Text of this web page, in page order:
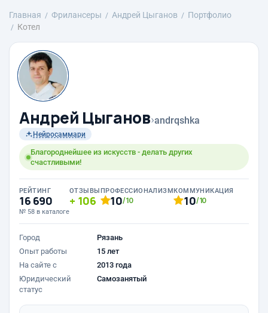
Главная Фрилансеры Андрей Цыганов
Портфолио
Котел
Андрей Цыганов›andrqshka
Нейросаммари
Благороднейшее из искусств - делать других
счастливыми!
РЕЙТИНГ
16 690
№ 58 в каталоге
ОТЗЫВЫ
106
ПРОФЕССИОНАЛИЗМ
10/10
КОММУНИКАЦИЯ
10/10
Город
Рязань
Опыт работы
15 лет
На сайте с
2013 года
Юридический
статус
Самозанятый